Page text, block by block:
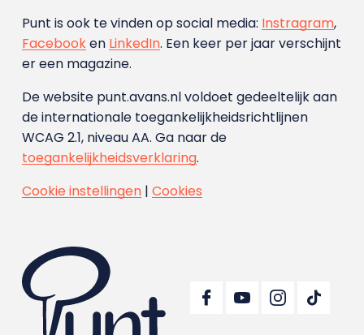
Punt is ook te vinden op social media: Instragram,
Facebooken LinkedIn. Een keer per jaar verschijnt
er een magazine.
De website punt.avans.nl voldoet gedeeltelijk aan
de internationale toegankelijkheidsrichtlijnen
WCAG 2.1, niveau AA. Ga naar de
toegankelijkheidsverklaring.
Cookie instellingen| Cookies